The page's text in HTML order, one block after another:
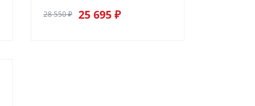
28 550 ₽ 25 695 ₽